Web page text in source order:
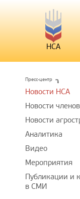
НСА
Пресс-центр
Новости НСА
Новости
Новости
Аналитика
Видео
Мероприятия
Публикации и
в СМИ